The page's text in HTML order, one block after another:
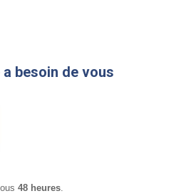
besoin de vous
48 heures.